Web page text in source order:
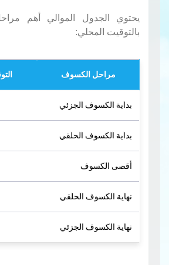
يحتوي الجدول الموالي أهم
بالتوقيت المحلي:
مراحل الكسوف
بداية الكسوف الجزئي
بداية الكسوف الحلقي
أقصى الكسوف
نهاية الكسوف الحلقي
نهاية الكسوف الجزئي